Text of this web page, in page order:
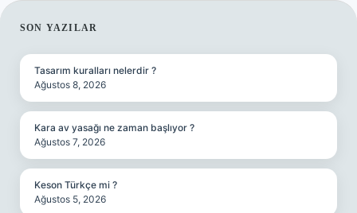
SIDEBAR
SON YAZILAR
Tasarım kuralları nelerdir ?
Ağustos 8, 2026
Kara av yasağı ne zaman başlıyor ?
Ağustos 7, 2026
Keson Türkçe mi ?
Ağustos 5, 2026